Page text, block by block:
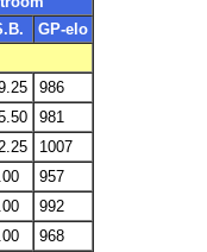
GP-elo
986
981
1007
957
992
968